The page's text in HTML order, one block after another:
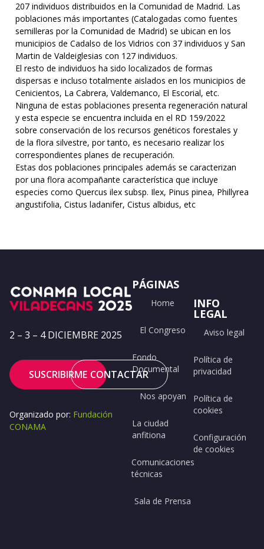
207 individuos distribuidos en la Comunidad de Madrid. Las
poblaciones más importantes (Catalogadas como fuentes
semilleras por la Comunidad de Madrid) se ubican en los
municipios de Cadalso de los Vidrios con 37 individuos y San
Martin de Valdeiglesias con 127 individuos.
El resto de individuos ha sido localizados de formas
dispersas e incluso totalmente aislados en los municipios de
Cenicientos, La Cabrera, Valdemanco, El Escorial, etc.
Ninguna de estas poblaciones presenta regeneración natural
y esta especie se encuentra incluida en el RD 159/2022
sobre conservación de los recursos genéticos forestales y
de la flora silvestre, por tanto, es necesario realizar los
correspondientes planes de recuperación.
Estas dos poblaciones principales además se caracterizan
por una flora acompañante característica que incluye
especies como Quercus ilex subsp. Ilex, Pinus pinea, Phillyrea
angustifolia, Cistus ladanifer, Cistus albidus, etc
2 – 3 – 4 DICIEMBRE 2025
SUSCRIBIRME CONTACTAR
Organizado por: Fundación
CONAMA
PÁGINAS
Home
El Congreso
Fondo
Documental
Nos apoyan
La ciudad
anfitiona
Comunicaciones
técnicas
Sala de Prensa
INFO
LEGAL
Aviso legal
Política de
privacidad
Política de
cookies
Configuración
de cookies